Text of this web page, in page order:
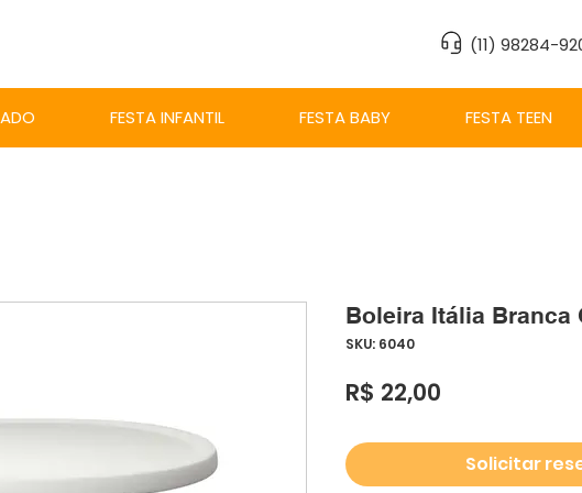
(11) 98284-
FESTA INFANTIL FESTA BABY FESTA TEEN
Boleira Itália Branca
SKU: 6040
R$ 22,00
Solicitar